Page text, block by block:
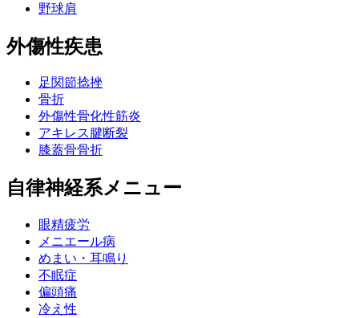
野球肩
外傷性疾患
足関節捻挫
骨折
外傷性骨化性筋炎
アキレス腱断裂
膝蓋骨骨折
自律神経系メニュー
眼精疲労
メニエール病
めまい・耳鳴り
不眠症
偏頭痛
冷え性